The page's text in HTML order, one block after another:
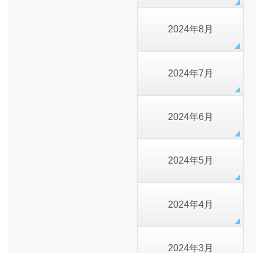
2024年8月
2024年7月
2024年6月
2024年5月
2024年4月
2024年3月